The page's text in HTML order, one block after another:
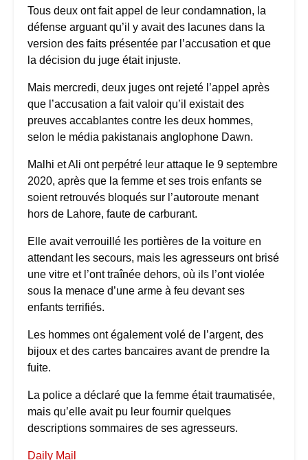
Tous deux ont fait appel de leur condamnation, la
défense arguant qu’il y avait des lacunes dans la
version des faits présentée par l’accusation et que
la décision du juge était injuste.
Mais mercredi, deux juges ont rejeté l’appel après
que l’accusation a fait valoir qu’il existait des
preuves accablantes contre les deux hommes,
selon le média pakistanais anglophone Dawn.
Malhi et Ali ont perpétré leur attaque le 9 septembre
2020, après que la femme et ses trois enfants se
soient retrouvés bloqués sur l’autoroute menant
hors de Lahore, faute de carburant.
Elle avait verrouillé les portières de la voiture en
attendant les secours, mais les agresseurs ont brisé
une vitre et l’ont traînée dehors, où ils l’ont violée
sous la menace d’une arme à feu devant ses
enfants terrifiés.
Les hommes ont également volé de l’argent, des
bijoux et des cartes bancaires avant de prendre la
fuite.
La police a déclaré que la femme était traumatisée,
mais qu’elle avait pu leur fournir quelques
descriptions sommaires de ses agresseurs.
Daily Mail